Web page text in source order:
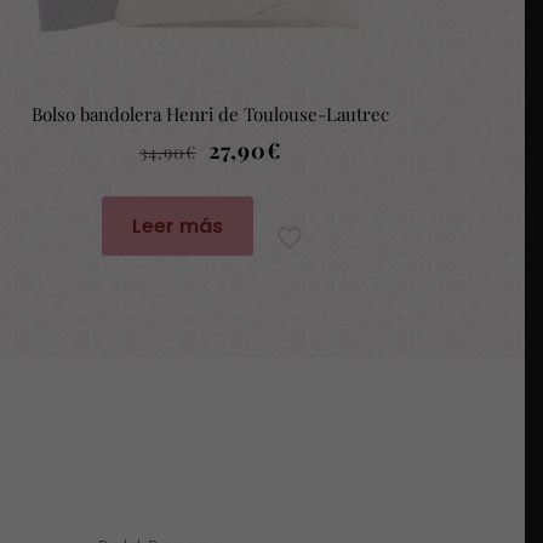
Bolso bandolera Henri de Toulouse-Lautrec
34,90€ El
original
era:
27,90€
Leer más